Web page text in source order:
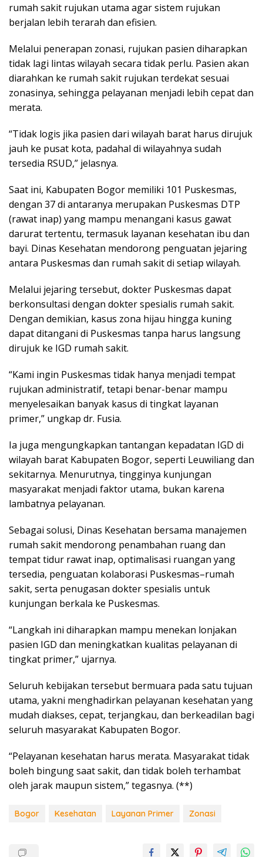
rumah sakit rujukan utama agar sistem rujukan
berjalan lebih terarah dan efisien.
Melalui penerapan zonasi, rujukan pasien diharapkan
tidak lagi lintas wilayah secara tidak perlu. Pasien akan
diarahkan ke rumah sakit rujukan terdekat sesuai
zonasinya, sehingga pelayanan menjadi lebih cepat dan
merata.
“Tidak logis jika pasien dari wilayah barat harus dirujuk
jauh ke pusat kota, padahal di wilayahnya sudah
tersedia RSUD,” jelasnya.
Saat ini, Kabupaten Bogor memiliki 101 Puskesmas,
dengan 37 di antaranya merupakan Puskesmas DTP
(rawat inap) yang mampu menangani kasus gawat
darurat tertentu, termasuk layanan kesehatan ibu dan
bayi. Dinas Kesehatan mendorong penguatan jejaring
antara Puskesmas dan rumah sakit di setiap wilayah.
Melalui jejaring tersebut, dokter Puskesmas dapat
berkonsultasi dengan dokter spesialis rumah sakit.
Dengan demikian, kasus zona hijau hingga kuning
dapat ditangani di Puskesmas tanpa harus langsung
dirujuk ke IGD rumah sakit.
“Kami ingin Puskesmas tidak hanya menjadi tempat
rujukan administratif, tetapi benar-benar mampu
menyelesaikan banyak kasus di tingkat layanan
primer,” ungkap dr. Fusia.
Ia juga mengungkapkan tantangan kepadatan IGD di
wilayah barat Kabupaten Bogor, seperti Leuwiliang dan
sekitarnya. Menurutnya, tingginya kunjungan
masyarakat menjadi faktor utama, bukan karena
lambatnya pelayanan.
Sebagai solusi, Dinas Kesehatan bersama manajemen
rumah sakit mendorong penambahan ruang dan
tempat tidur rawat inap, optimalisasi ruangan yang
tersedia, penguatan kolaborasi Puskesmas–rumah
sakit, serta penugasan dokter spesialis untuk
kunjungan berkala ke Puskesmas.
“Langkah ini diharapkan mampu menekan lonjakan
pasien IGD dan meningkatkan kualitas pelayanan di
tingkat primer,” ujarnya.
Seluruh kebijakan tersebut bermuara pada satu tujuan
utama, yakni menghadirkan pelayanan kesehatan yang
mudah diakses, cepat, terjangkau, dan berkeadilan bagi
seluruh masyarakat Kabupaten Bogor.
“Pelayanan kesehatan harus merata. Masyarakat tidak
boleh bingung saat sakit, dan tidak boleh terhambat
oleh jarak maupun sistem,” tegasnya. (**)
Bogor Kesehatan Layanan Primer Zonasi